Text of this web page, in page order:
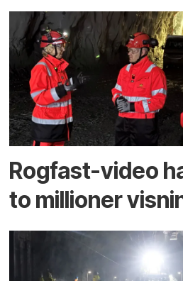
Rogfast-video
to millioner